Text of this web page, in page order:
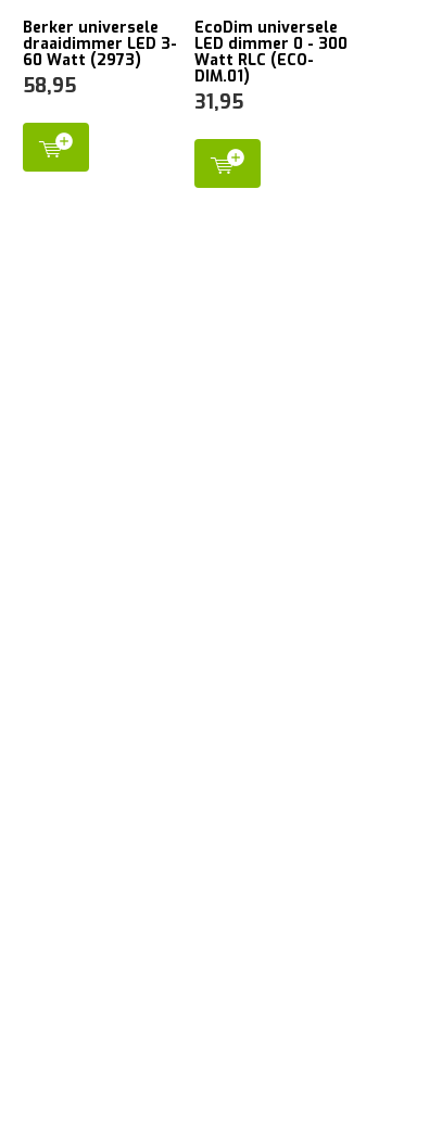
Berker universele
draaidimmer LED 3-
60 Watt (2973)
58,95
EcoDim universele
LED dimmer 0 - 300
Watt RLC (ECO-
DIM.01)
31,95